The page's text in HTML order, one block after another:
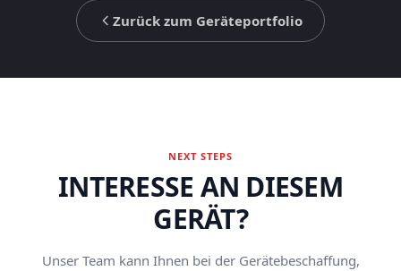
Zurück zum Geräteportfolio
NEXT STEPS
INTERESSE AN DIESEM
GERÄT?
Unser Team kann Ihnen bei der Gerätebeschaffung,